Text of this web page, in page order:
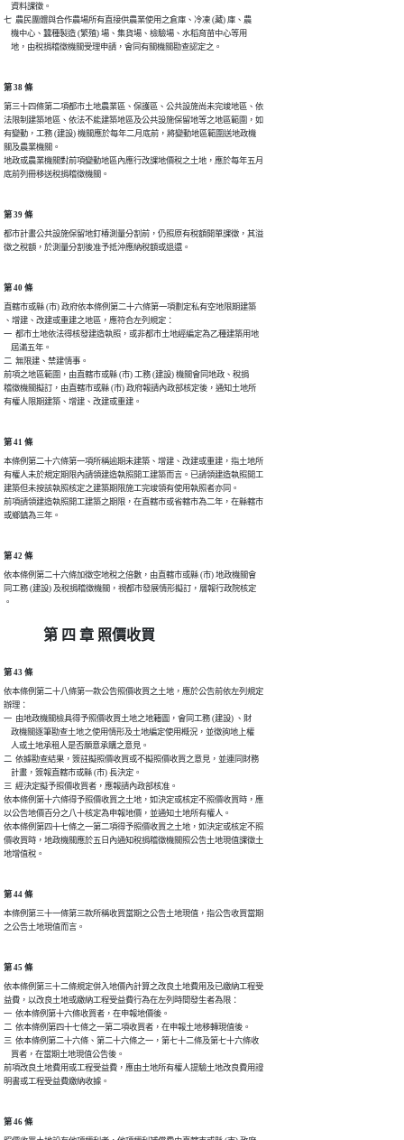
    資料課徵。
七  農民團體與合作農場所有直接供農業使用之倉庫、冷凍 (藏) 庫、農
    機中心、蠶種製造 (繁殖) 場、集貨場、檢驗場、水稻育苗中心等用
第 38 條
第三十四條第二項都市土地農業區、保護區、公共設施尚未完竣地區、依
法限制建築地區、依法不能建築地區及公共設施保留地等之地區範圍，如
有變動，工務 (建設) 機關應於每年二月底前，將變動地區範圍送地政機
關及農業機關。
地政或農業機關對前項變動地區內應行改課地價稅之土地，應於每年五月
第 39 條
都市計畫公共設施保留地釘椿測量分割前，仍照原有稅額開單課徵，其溢
第 40 條
直轄市或縣 (市) 政府依本條例第二十六條第一項劃定私有空地限期建築
、增建、改建或重建之地區，應符合左列規定：
一  都市土地依法得核發建造執照，或非都市土地經編定為乙種建築用地
    屆滿五年。
二  無限建、禁建情事。
前項之地區範圍，由直轄市或縣 (市) 工務 (建設) 機關會同地政、稅捐
稽徵機關擬訂，由直轄市或縣 (市) 政府報請內政部核定後，通知土地所
有權人限期建築、增建、改建或重建。
第 41 條
本條例第二十六條第一項所稱逾期未建築、增建、改建或重建，指土地所
有權人未於規定期限內請領建造執照開工建築而言。已請領建造執照開工
建築但未按該執照核定之建築期限施工完竣領有使用執照者亦同。
前項請領建造執照開工建築之期限，在直轄市或省轄市為二年，在縣轄市
第 42 條
依本條例第二十六條加徵空地稅之倍數，由直轄市或縣 (市) 地政機關會
同工務 (建設) 及稅捐稽徵機關，視都市發展情形擬訂，層報行政院核定
。
第 四 章 照價收買
第 43 條
依本條例第二十八條第一款公告照價收買之土地，應於公告前依左列規定
辦理：
一  由地政機關檢具得予照價收買土地之地籍圖，會同工務 (建設) 、財
    政機關逐筆勘查土地之使用情形及土地編定使用概況，並徵詢地上權
    人或土地承租人是否願意承購之意見。
二  依據勘查結果，簽註擬照價收買或不擬照價收買之意見，並連同財務
    計畫，簽報直轄市或縣 (市) 長決定。
三  經決定擬予照價收買者，應報請內政部核准。
依本條例第十六條得予照價收買之土地，如決定或核定不照價收買時，應
以公告地價百分之八十核定為申報地價，並通知土地所有權人。
依本條例第四十七條之一第二項得予照價收買之土地，如決定或核定不照
價收買時，地政機關應於五日內通知稅捐稽徵機關照公告土地現值課徵土
地增值稅。
第 44 條
本條例第三十一條第三款所稱收買當期之公告土地現值，指公告收買當期
第 45 條
依本條例第三十二條規定併入地價內計算之改良土地費用及已繳納工程受
益費，以改良土地或繳納工程受益費行為在左列時間發生者為限：
一  依本條例第十六條收買者，在申報地價後。
二  依本條例第四十七條之一第二項收買者，在申報土地移轉現值後。
三  依本條例第二十六條、第二十六條之一，第七十二條及第七十六條收
    買者，在當期土地現值公告後。
前項改良土地費用或工程受益費，應由土地所有權人提驗土地改良費用證
第 46 條